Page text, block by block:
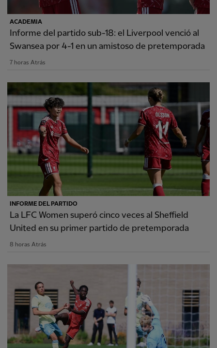
ACADEMIA
Informe del partido sub-18: el Liverpool venció al
Swansea por 4-1 en un amistoso de pretemporada
7 horas Atrás
INFORME DEL PARTIDO
La LFC Women superó cinco veces al Sheffield
United en su primer partido de pretemporada
8 horas Atrás